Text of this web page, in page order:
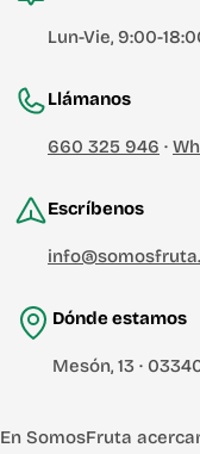
Lun-Vie, 9:00-
Llámanos
660 325 946 ·
Escríbenos
Dónde estamos
Mesón, 13 ·
En SomosFruta